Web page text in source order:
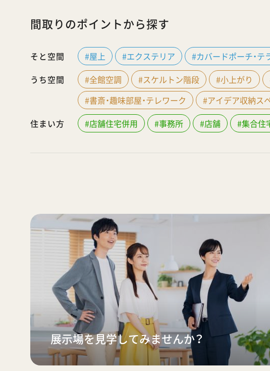
間取りのポイントから探す
そと空間 #屋上 #エクステリア #カバードポーチ・テ
うち空間
#全館空調 #スケルトン階段 #小上がり
#書斎・趣味部屋・テレワーク
#アイデア収納ス
住まい方
#店舗住宅併用 #事務所 #店舗 #集合住
展示場を見学してみませんか？